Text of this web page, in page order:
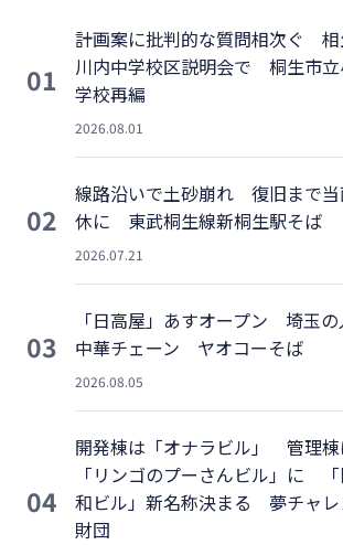
01
計画案に批判的な質問相次ぐ 相
川内中学校区説明会で 桐生市立
学校再編
2026.08.01
02
線路沿いで土砂崩れ 復旧まで当
休に 東武桐生線新桐生駅そば
2026.07.21
03
「日高屋」あすオープン 埼玉
中華チェーン ヤオコーそば
2026.08.05
04
開発棟は「オナラビル」 管理棟
「リンゴのプーさんビル」に
和ビル」新名称決まる 夢チャレ
財団